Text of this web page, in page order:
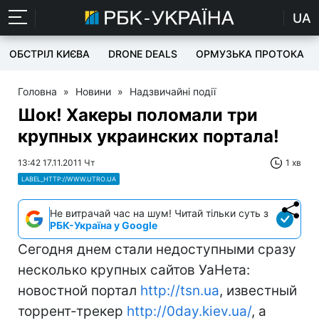
UA
ОБСТРІЛ КИЄВА DRONE DEALS ОРМУЗЬКА ПРОТОКА
Головна » Новини » Надзвичайні події
Шок! Хакеры поломали три
крупных украинских портала!
13:42 17.11.2011 Чт 1 хв
LABEL_HTTP://WWW.UTRO.UA
Не витрачай час на шум! Читай тільки суть з
РБК-Україна у Google
Сегодня днем стали недоступными сразу
несколько крупных сайтов УаНета:
новостной портал http://tsn.ua, известный
торрент-трекер http://0day.kiev.ua/, а